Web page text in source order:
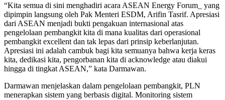
“Kita semua di sini menghadiri acara ASEAN Energy Forum_ yang
dipimpin langsung oleh Pak Menteri ESDM, Arifin Tasrif. Apresiasi
dari ASEAN menjadi bukti pengakuan internasional atas
pengelolaan pembangkit kita di mana kualitas dari operasional
pembangkit excellent dan tak lepas dari prinsip keberlanjutan.
Apresiasi ini adalah cambuk bagi kita semuanya bahwa kerja keras
kita, dedikasi kita, pengorbanan kita di acknowledge atau diakui
hingga di tingkat ASEAN,” kata Darmawan.
Darmawan menjelaskan dalam pengelolaan pembangkit, PLN
menerapkan sistem yang berbasis digital. Monitoring sistem